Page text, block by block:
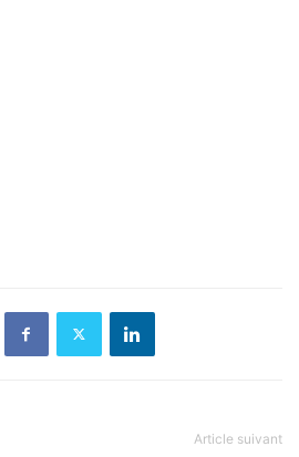
Article suivant